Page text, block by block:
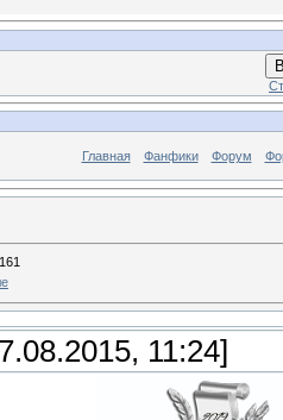
Главная Фанфики Форум
161
11:24]